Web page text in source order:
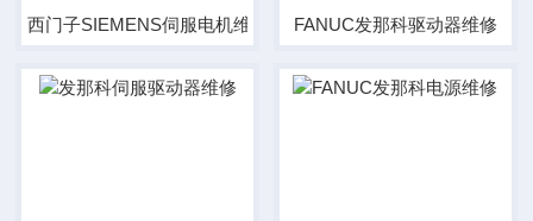
西门子SIEMENS伺服电机维修中心FANUC发那科驱动器维修